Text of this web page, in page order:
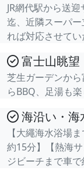
JR網代駅から送
迄、近隣スーパ
れば対応させてい
富士山眺望
芝生ガーデンか
らBBQ、足湯も楽
海沿い・海
【大繩海水浴場
約15分】【熱海
ジビーチまで車で